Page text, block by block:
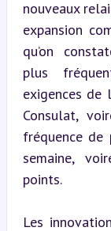
nouveaux
expansion
qu’on
plus
exigences de
Consulat,
fréquence
semaine,
points.
Les